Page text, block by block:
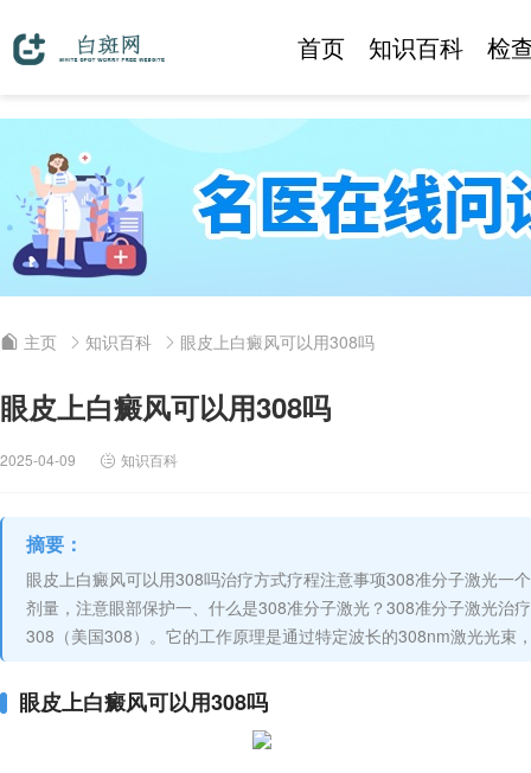
首页 知识百科 检
主页 知识百科 眼皮上白癜风可以用308吗
眼皮上白癜风可以用308吗
2025-04-09 知识百科
摘要：
眼皮上白癜风可以用308吗治疗方式疗程注意事项308准分子激光一
剂量，注意眼部保护一、什么是308准分子激光？308准分子激光治
308（美国308）。它的工作原理是通过特定波长的308nm激光光束
眼皮上白癜风可以用308吗